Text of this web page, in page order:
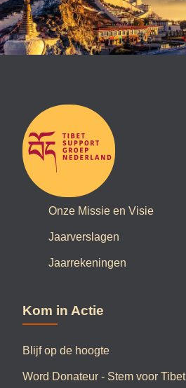
Onze Missie en Visie
Jaarverslagen
Jaarrekeningen
Kom in Actie
Blijf op de hoogte
Word Donateur - Stem voor Tibet